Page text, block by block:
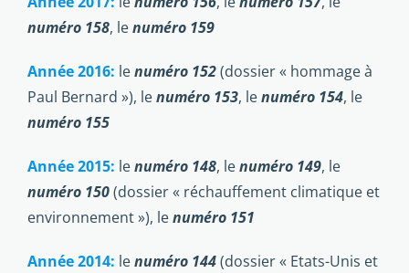
numéro 158, lenuméro 159
Année 2016: lenuméro 152(dossier « hommage à
Paul Bernard »), lenuméro 153, lenuméro 154, le
numéro 155
Année 2015: lenuméro 148, lenuméro 149, le
numéro 150(dossier « réchauffement climatique et
environnement »), lenuméro 151
Année 2014: lenuméro 144(dossier « Etats-Unis et